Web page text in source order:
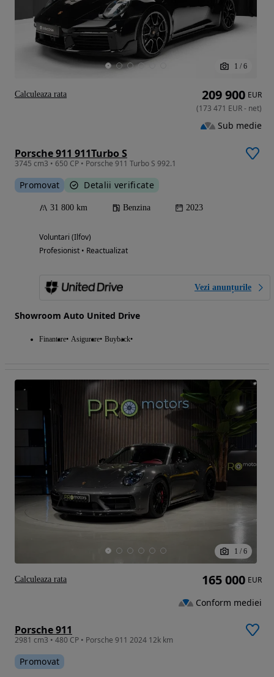
1 / 6
Porsche 911 911Turbo S
3745 cm3 • 650 CP • Porsche 911 Turbo S 992.1
Promovat Detalii verificate
31 800 km Benzina 2023
Voluntari (Ilfov)
Profesionist • Reactualizat
Vezi anunțurile
Showroom Auto United Drive
Finantare Asigurare Buyback
209 900 EUR
(173 471 EUR- net)
Sub medie
Calculeaza rata
1 / 6
Porsche 911
2981 cm3 • 480 CP • Porsche 911 2024 12k km
Promovat
165 000 EUR
Conform mediei
Calculeaza rata